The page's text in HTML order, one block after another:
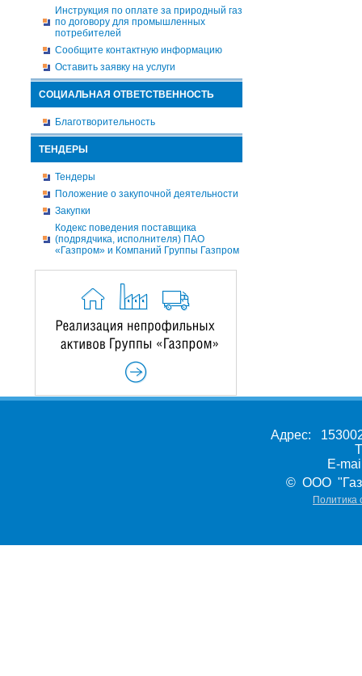
Инструкция по оплате за природный газ
по договору для промышленных
потребителей
Сообщите контактную информацию
Оставить заявку на услуги
СОЦИАЛЬНАЯ ОТВЕТСТВЕННОСТЬ
Благотворительность
ТЕНДЕРЫ
Тендеры
Положение о закупочной деятельности
Закупки
Кодекс поведения поставщика
(подрядчика, исполнителя) ПАО
«Газпром» и Компаний Группы Газпром
Адрес:
E-
© ООО
Политика